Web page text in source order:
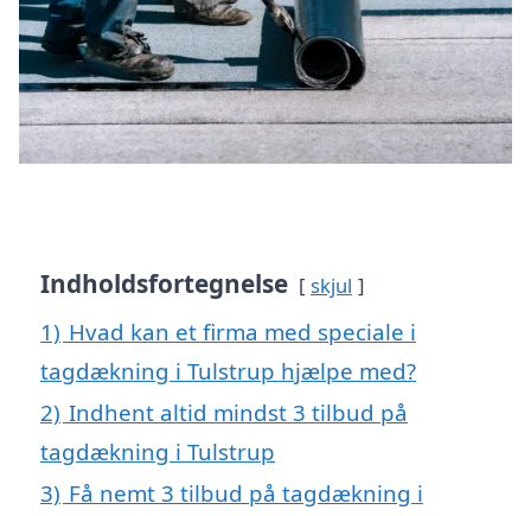
Indholdsfortegnelse skjul
1) Hvad kan et firma med speciale i
tagdækning i Tulstrup hjælpe med?
2) Indhent altid mindst 3 tilbud på
tagdækning i Tulstrup
3) Få nemt 3 tilbud på tagdækning i